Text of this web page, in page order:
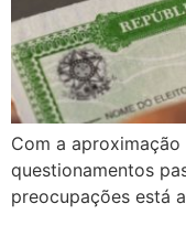
Com a
questionamentos
preocupações está